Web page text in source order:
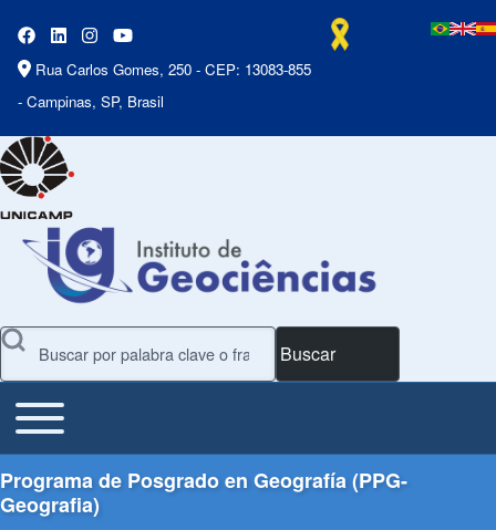
Rua Carlos Gomes, 250 - CEP: 13083-855
- Campinas, SP, Brasil
Buscar
Main Menu
Toggle main menu
Programa de Posgrado en Geografía (PPG-
Geografia)